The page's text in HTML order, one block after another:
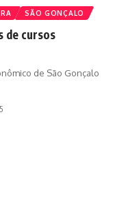
SÃO GONÇALO
de cursos
de São Gonçalo